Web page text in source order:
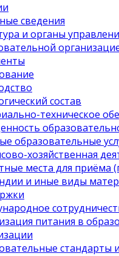
сведения
и органы
состав
техническое
образовательные
хозяйственная
места для приёма
и иные виды
питания в
стандарты